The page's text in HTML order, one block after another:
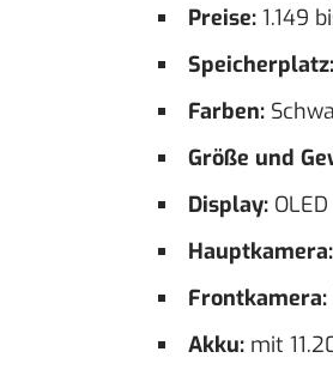
Preise: 1.149
Speicherplatz:
Farben:
Größe und
Display:
Hauptkamera:
Frontkamera:
Akku: mit